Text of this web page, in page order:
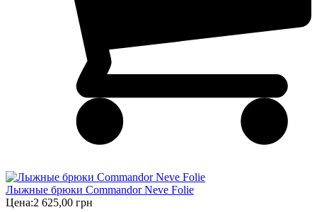
Лыжные брюки Commandor Neve Folie
Цена:2 625,00 грн